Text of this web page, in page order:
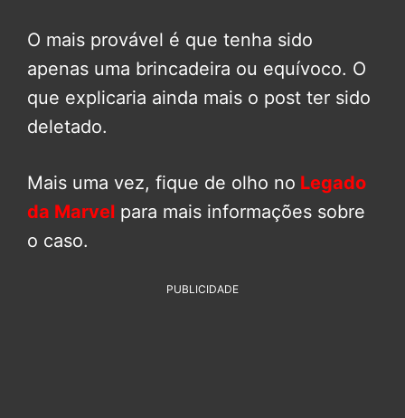
O mais provável é que tenha sido
apenas uma brincadeira ou equívoco. O
que explicaria ainda mais o post ter sido
deletado.
Mais uma vez, fique de olho no Legado
da Marvel para mais informações sobre
o caso.
PUBLICIDADE